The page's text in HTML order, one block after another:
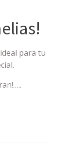
para tu